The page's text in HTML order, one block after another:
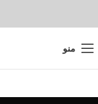
منو